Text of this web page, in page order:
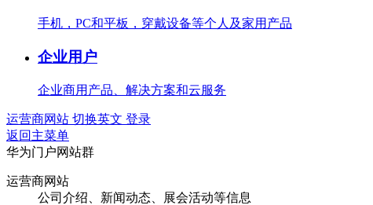
手机，PC和平板，穿戴设备等个人及家用产品
企业用户
企业商用产品、解决方案和云服务
运营商网站 切换英文 登录
返回主菜单
华为门户网站群
运营商网站
公司介绍、新闻动态、展会活动等信息